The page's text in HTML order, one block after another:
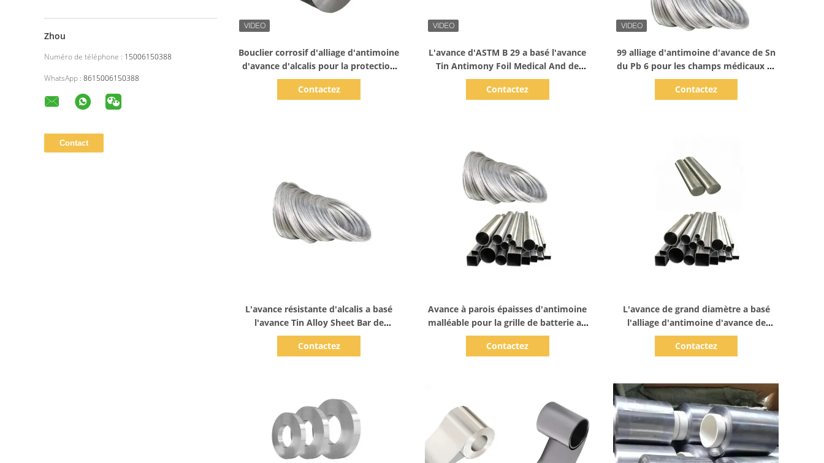
Zhou
Numéro de téléphone : 15006150388
WhatsApp : 8615006150388
Bouclier corrosif d'alliage d'antimoine
d'avance d'alcalis pour la protection
personnelle
Contactez
L'avance d'ASTM B 29 a basé l'avance
Tin Antimony Foil Medical And de
soudure dentaire
Contactez
99 alliage d'antimoine d'avance de Sn
du Pb 6 pour les champs médicaux et
dentaires
Contactez
L'avance résistante d'alcalis a basé
l'avance Tin Alloy Sheet Bar de
soudure
Contactez
Avance à parois épaisses d'antimoine
malléable pour la grille de batterie au
plomb
Contactez
L'avance de grand diamètre a basé
l'alliage d'antimoine d'avance de
soudure sifflent anticorrosion
Contactez